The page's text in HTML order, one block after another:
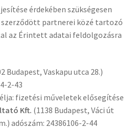
érdekében szükségesen
partnerei közé tartozó
az Érintett adatai feldolgozásra
Budapest, Vaskapu utca 28.)
2-43
fizetési műveletek elősegítése
Kft. (1138 Budapest, Váci út
adószám: 24386106-2-44